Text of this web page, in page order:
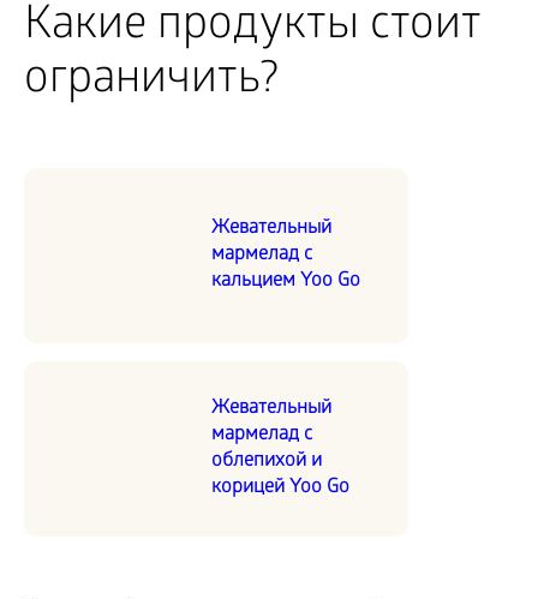
Какие продукты стоит
ограничить?
Жевательный
мармелад с
кальцием Yoo Go
Жевательный
мармелад с
облепихой и
корицей Yoo Go